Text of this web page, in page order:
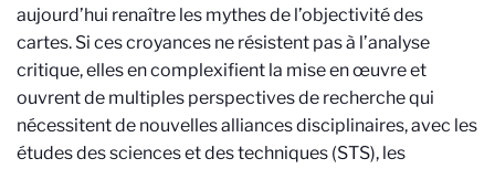
aujourd’hui renaître les mythes de l’objectivité des
cartes. Si ces croyances ne résistent pas à l’analyse
critique, elles en complexifient la mise en œuvre et
ouvrent de multiples perspectives de recherche qui
nécessitent de nouvelles alliances disciplinaires, avec les
études des sciences et des techniques (STS), les